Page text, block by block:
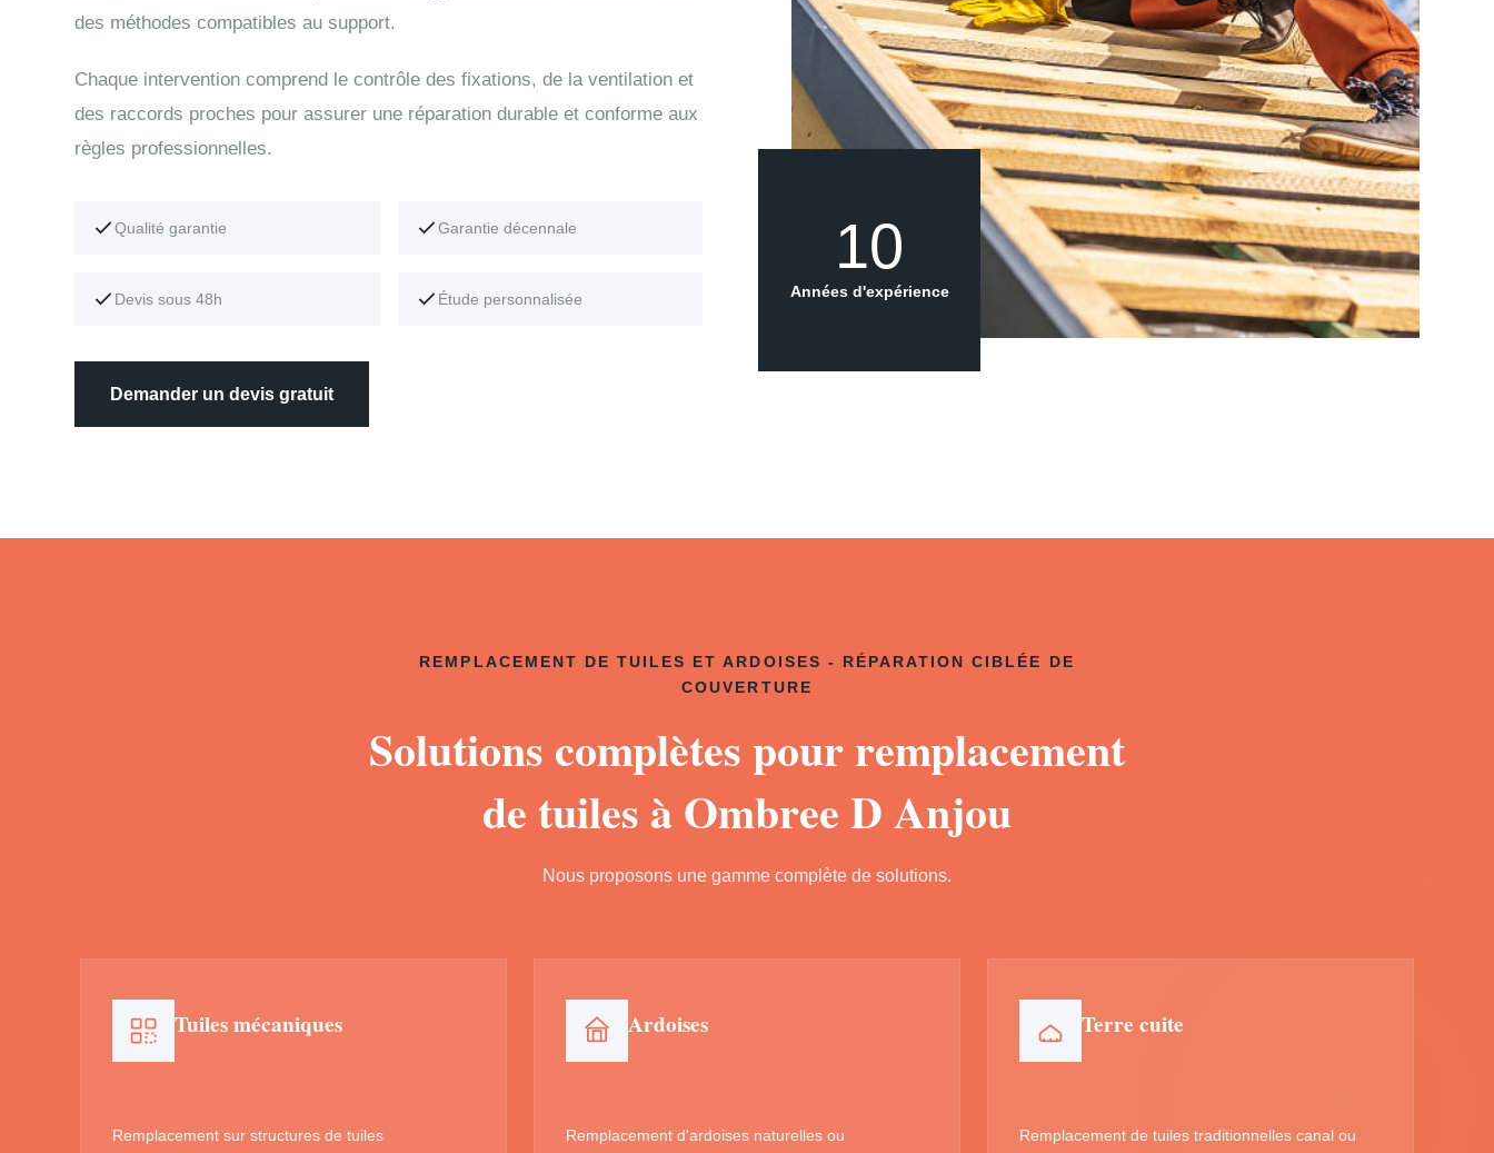
des méthodes compatibles au support.
Chaque intervention comprend le contrôle des fixations, de la ventilation et
des raccords proches pour assurer une réparation durable et conforme aux
règles professionnelles.
Qualité garantie Garantie décennale
Devis sous 48h Étude personnalisée
Demander un devis gratuit
10
Années d'expérience
REMPLACEMENT DE TUILES ET ARDOISES - RÉPARATION CIBLÉE DE
COUVERTURE
Solutions complètes pour remplacement
de tuiles à Ombree D Anjou
Nous proposons une gamme complète de solutions.
Tuiles mécaniques
Remplacement sur structures de tuiles
Ardoises
Remplacement d'ardoises naturelles ou
Terre cuite
Remplacement de tuiles traditionnelles canal ou